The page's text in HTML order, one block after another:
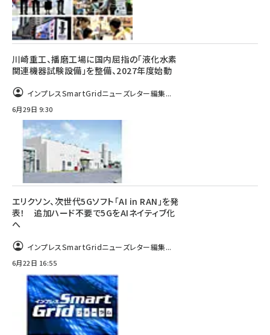
川崎重工、播磨工場に国内屈指の「液化水素
関連機器試験設備」を整備、2027年度始動
インプレスSmartGridニューズレター編集...
6月29日 9:30
エリクソン、次世代5Gソフト「AI in RAN」を発
表！ 追加ハード不要で5GをAIネイティブ化
へ
インプレスSmartGridニューズレター編集...
6月22日 16:55